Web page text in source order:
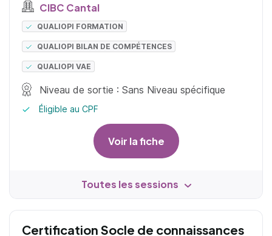
CIBC Cantal
QUALIOPI FORMATION
QUALIOPI BILAN DE COMPÉTENCES
QUALIOPI VAE
Niveau de sortie : Sans Niveau spécifique
Éligible au CPF
Voir la fiche
Toutes les sessions
Certification Socle de connaissances